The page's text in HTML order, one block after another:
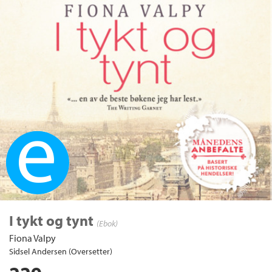
Ebok
I tykt og tynt (Ebok)
Fiona Valpy
Sidsel Andersen (Oversetter)